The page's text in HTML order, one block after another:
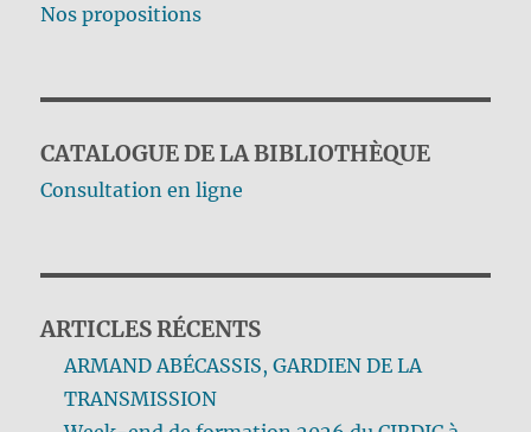
Nos propositions
CATALOGUE DE LA BIBLIOTHÈQUE
Consultation en ligne
ARTICLES RÉCENTS
ARMAND ABÉCASSIS, GARDIEN DE LA
TRANSMISSION